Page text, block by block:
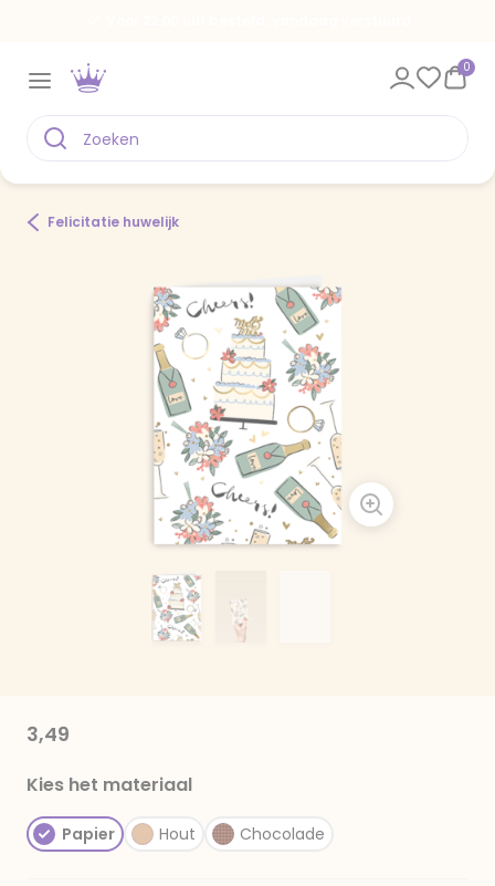
0
Felicitatie huwelijk
3,49
Kies het materiaal
Papier Hout Chocolade